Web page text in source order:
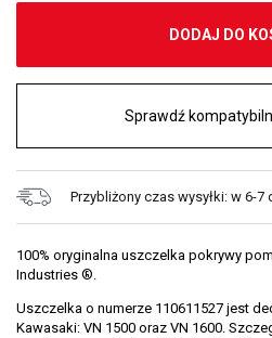
DODAJ DO
Sprawdź
Przybliżony czas wysyłki: w 6-7
100% oryginalna uszczelka pokrywy
Industries ®.
Uszczelka o numerze 110611527 jest
Kawasaki: VN 1500 oraz VN 1600.